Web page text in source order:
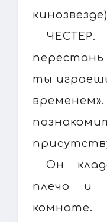
ты
Он
плечо и
комнате.